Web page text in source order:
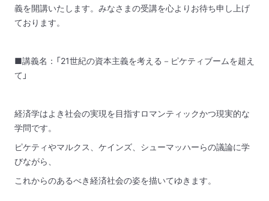
義を開講いたします。みなさまの受講を心よりお待ち申し上げ
ております。
■講義名：「21世紀の資本主義を考える－ピケティブームを超え
て」
経済学はよき社会の実現を目指すロマンティックかつ現実的な
学問です。
ピケティやマルクス、ケインズ、シューマッハーらの議論に学
びながら、
これからのあるべき経済社会の姿を描いてゆきます。